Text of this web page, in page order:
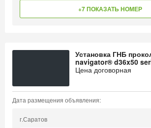
+7 ПОКАЗАТЬ НОМЕР
Установка ГНБ
navigator® d36x50
Цена договорная
Дата размещения объявления:
г.Саратов